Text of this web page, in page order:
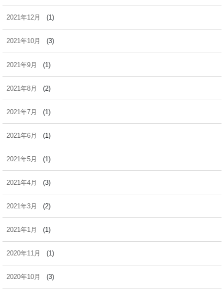
2021年12月 (1)
2021年10月 (3)
2021年9月 (1)
2021年8月 (2)
2021年7月 (1)
2021年6月 (1)
2021年5月 (1)
2021年4月 (3)
2021年3月 (2)
2021年1月 (1)
2020年11月 (1)
2020年10月 (3)